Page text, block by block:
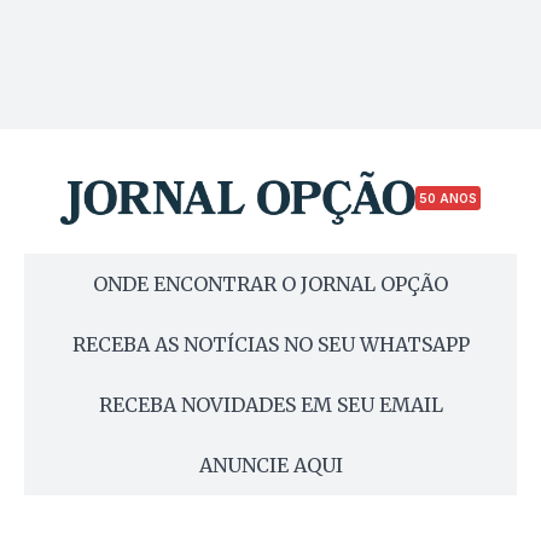
50 ANOS
ONDE ENCONTRAR O JORNAL OPÇÃO
RECEBA AS NOTÍCIAS NO SEU WHATSAPP
RECEBA NOVIDADES EM SEU EMAIL
ANUNCIE AQUI